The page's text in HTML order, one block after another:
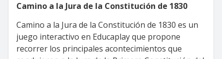
Camino a la Jura de la Constitución de 1830
Camino a la Jura de la Constitución de 1830 es un
juego interactivo en Educaplay que propone
recorrer los principales acontecimientos que